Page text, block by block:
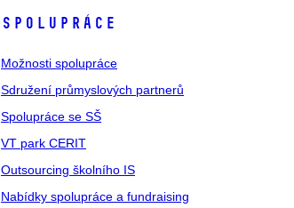
SPOLUPRÁCE
Možnosti spolupráce
Sdružení průmyslových partnerů
Spolupráce se SŠ
VT park CERIT
Outsourcing školního IS
Nabídky spolupráce a fundraising